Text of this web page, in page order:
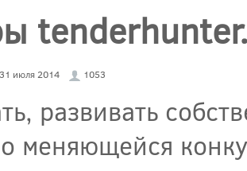
31 июля 2014 1053
развивать
меняющейся